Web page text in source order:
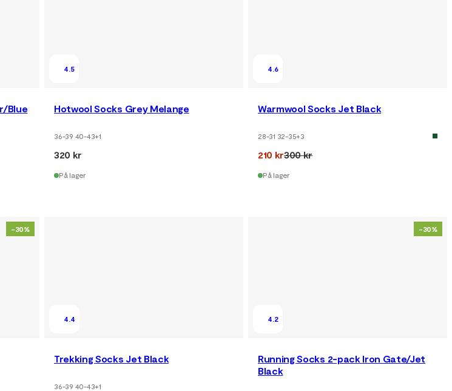
Blue
4.5
Hotwool Socks Grey Melange
36-39 40-43+1
320 kr
På lager
4.6
Warmwool Socks Jet Black
28-31 32-35+3
210 kr300 kr
På lager
-30%
4.4
Trekking Socks Jet Black
36-39 40-43+1
-30%
4.2
Running Socks 2-pack Iron Gate/Jet
Black